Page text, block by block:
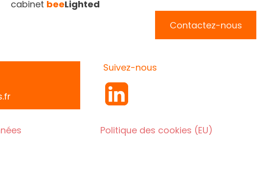
cabinet beeLighted
Contactez-nous
Suivez-nous
Politique des cookies (EU)